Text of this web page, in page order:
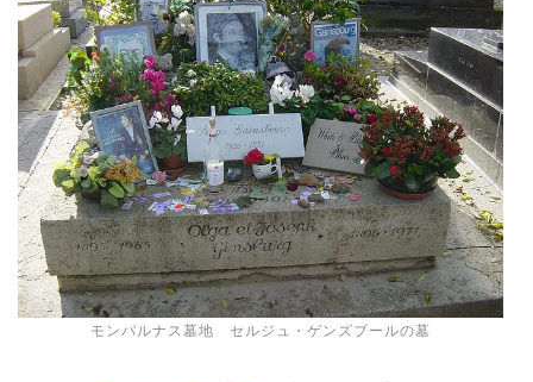
モンパルナス墓地 セルジュ・ゲンズブールの墓